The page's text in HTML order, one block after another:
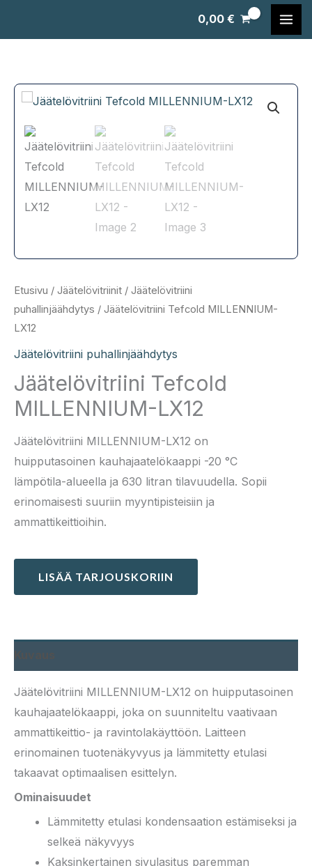
0,00€
Etusivu / Jäätelövitriinit / Jäätelövitriini
puhallinjäähdytys / Jäätelövitriini Tefcold MILLENNIUM-
LX12
Jäätelövitriini puhallinjäähdytys
Jäätelövitriini Tefcold
MILLENNIUM-LX12
Jäätelövitriini MILLENNIUM-LX12 on
huipputasoinen kauhajaatelökaappi -20 °C
lämpötila-alueella ja 630 litran tilavuudella. Sopii
erinomaisesti suuriin myyntipisteisiin ja
ammattikeittioihin.
LISÄÄ TARJOUSKORIIN
Jäätelövitriini MILLENNIUM-LX12 on huipputasoinen
kauhajaatelökaappi, joka on suunniteltu vaativaan
ammattikeittio- ja ravintolakäyttöön. Laitteen
erinomainen tuotenäkyvyus ja lämmitetty etulasi
takaavat optimaalisen esittelyn.
Ominaisuudet
Lämmitetty etulasi kondensaation estämiseksi ja
selkeä näkyvyys
Kaksinkertainen sivulasitus paremman